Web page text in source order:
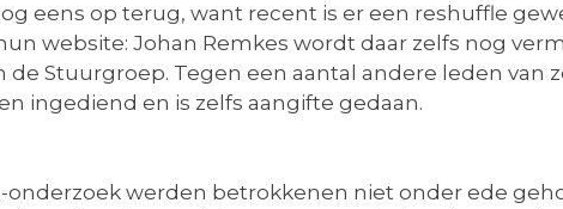
eens op terug, want recent is er een reshuffle
website: Johan Remkes wordt daar zelfs nog
de Stuurgroep. Tegen een aantal andere leden van
ingediend en is zelfs aangifte gedaan.
werden betrokkenen niet onder ede